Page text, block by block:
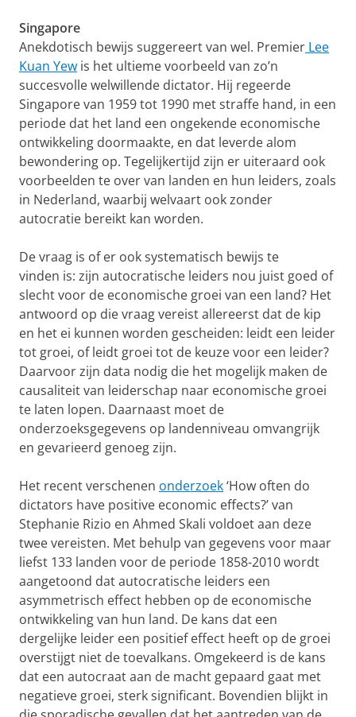
Singapore
Anekdotisch bewijs suggereert van wel. Premier Lee
Kuan Yew is het ultieme voorbeeld van zo’n
succesvolle welwillende dictator. Hij regeerde
Singapore van 1959 tot 1990 met straffe hand, in een
periode dat het land een ongekende economische
ontwikkeling doormaakte, en dat leverde alom
bewondering op. Tegelijkertijd zijn er uiteraard ook
voorbeelden te over van landen en hun leiders, zoals
in Nederland, waarbij welvaart ook zonder
autocratie bereikt kan worden.
De vraag is of er ooksystematisch bewijs te
vinden is: zijn autocratische leiders nou juist goed of
slecht voor de economische groei van een land? Het
antwoord op dievraag vereist allereerst dat de kip
en het ei kunnen worden gescheiden: leidt een leider
tot groei, of leidt groei tot de keuze voor een leider?
Daarvoor zijn data nodig die het mogelijk maken de
causaliteit van leiderschap naar economische groei
te laten lopen. Daarnaast moet de
onderzoeksgegevens op landenniveau omvangrijk
en gevarieerd genoeg zijn.
Het recent verschenen onderzoek‘How often do
dictators have positive economic effects?’ van
Stephanie Rizio en Ahmed Skali voldoet aan deze
twee vereisten. Met behulp van gegevens voor maar
liefst 133 landen voor de periode 1858-2010 wordt
aangetoond dat autocratische leiders een
asymmetrisch effect hebben op de economische
ontwikkeling van hun land. De kans dat een
dergelijke leider een positief effect heeft op de groei
overstijgt niet de toevalkans. Omgekeerd is de kans
dat een autocraat aan de macht gepaard gaat met
negatieve groei, sterk significant. Bovendien blijkt in